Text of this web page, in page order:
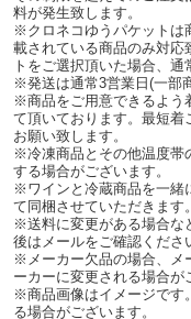
料が発生致します。
※クロネコゆうパケットは
載されている商品のみ対応
トをご選択頂いた場合、通
※発送は通常3営業日(一部
※商品をご用意できるよう
て頂いております。最短着
お願い致します。
※冷凍商品とその他温度帯
する場合がございます。
※ワインと冷蔵商品を一緒
て同梱させていただきます。
※送料に変更がある場合な
後はメールをご確認くださ
※メーカー欠品の場合、メ
ーカーに変更される場合が
※商品画像はイメージです
る場合がございます。